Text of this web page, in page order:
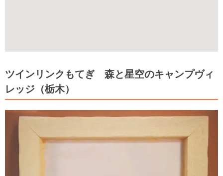
ツインリンクもてぎ 森と星空のキャンプヴィ
レッジ（栃木）